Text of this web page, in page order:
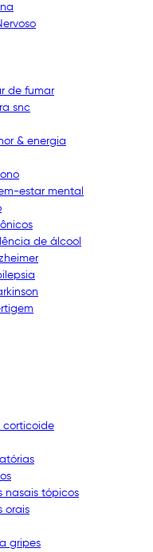
de fumar
snc
& energia
estar mental
de álcool
corticoide
nasais tópicos
orais
gripes